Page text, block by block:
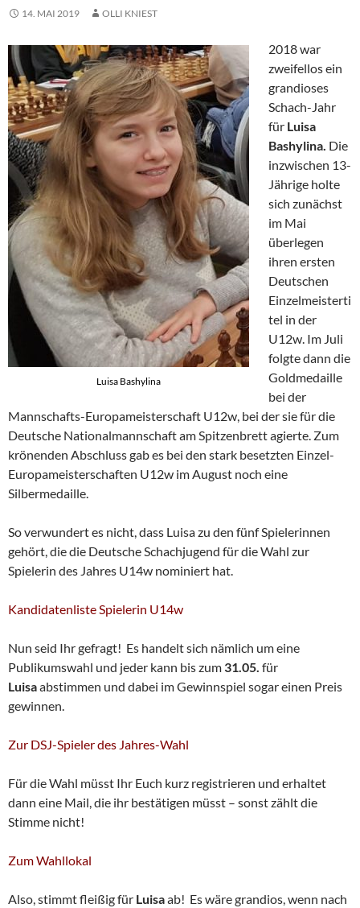
14. MAI 2019 OLLI KNIEST
Luisa Bashylina
2018 war
zweifellos ein
grandioses
Schach-Jahr
für Luisa
Bashylina. Die
inzwischen 13-
Jährige holte
sich zunächst
im Mai
überlegen
ihren ersten
Deutschen
Einzelmeisterti
tel in der
U12w. Im Juli
folgte dann die
Goldmedaille
bei der
Mannschafts-Europameisterschaft U12w, bei der sie für die
Deutsche Nationalmannschaft am Spitzenbrett agierte. Zum
krönenden Abschluss gab es bei den stark besetzten Einzel-
Europameisterschaften U12w im August noch eine
Silbermedaille.
So verwundert es nicht, dass Luisa zu den fünf Spielerinnen
gehört, die die Deutsche Schachjugend für die Wahl zur
Spielerin des Jahres U14w nominiert hat.
Kandidatenliste Spielerin U14w
Nun seid Ihr gefragt! Es handelt sich nämlich um eine
Publikumswahl und jeder kann bis zum 31.05. für
Luisaabstimmen und dabei im Gewinnspiel sogar einen Preis
gewinnen.
Zur DSJ-Spieler des Jahres-Wahl
Für die Wahl müsst Ihr Euch kurz registrieren und erhaltet
dann eine Mail, die ihr bestätigen müsst – sonst zählt die
Stimme nicht!
Zum Wahllokal
Also, stimmt fleißig für Luisaab! Es wäre grandios, wenn nach